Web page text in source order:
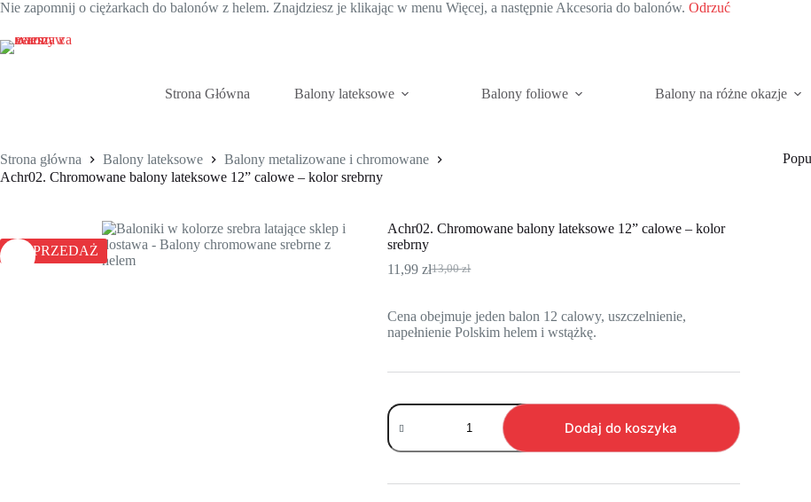
Nie zapomnij o ciężarkach do balonów z helem. Znajdziesz je klikając w menu Więcej, a następnie Akcesoria do balonów. Odrzuć
Przejdź
Strona Główna
Balony lateksowe Balony foliowe Balony na różne okazje
Strona główna Balony lateksowe
Balony metalizowane i chromowane
Achr02. Chromowane balony lateksowe 12” calowe – kolor srebrny
WYPRZEDAŻ
Achr02. Chromowane balony lateksowe 12” calowe – kolor
srebrny
13,00zł
Pierwotna
13,00 zł.
11,99złAktualna
11,99 zł.
Cena obejmuje jeden balon 12 calowy, uszczelnienie,
napełnienie Polskim helem i wstążkę.
ilość
Achr02.
Chromowane
balony
12”
Dodaj do koszyka